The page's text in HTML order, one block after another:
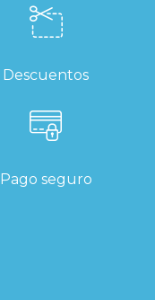
Descuentos
Pago seguro